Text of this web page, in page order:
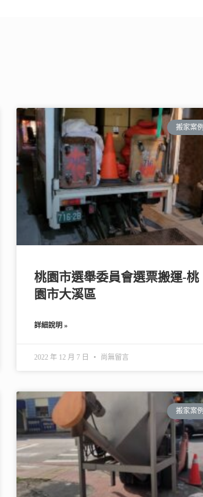
搬家案例
桃園市選舉委員會選票搬運-桃
園市大溪區
詳細說明 »
2022 年 12 月 7 日 尚無留言
搬家案例